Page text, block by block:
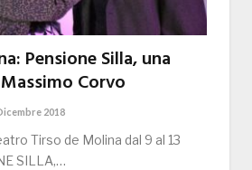
Pensione Silla, una
Corvo
2018
Tirso de Molina dal 9 al 13
SILLA,…